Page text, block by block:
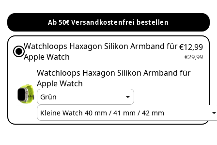
41 mm / 45 mm
49 mm
Apple Watch SE /
Series 7 / 6 / 5 / 4
40 mm / 44 mm
Ab 50€ Versandkostenfrei bestellen
Watchloops Haxagon Silikon Armband für
Apple Watch
€12,99
€29,99
Watchloops Haxagon Silikon Armband für
Apple Watch